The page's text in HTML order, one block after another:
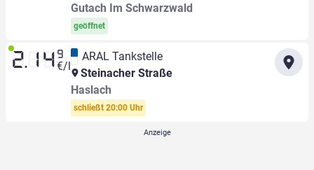
Gutach Im Schwarzwald
geöffnet
2.14 9
€/l
ARAL Tankstelle
Steinacher Straße
Haslach
schließt 20:00 Uhr